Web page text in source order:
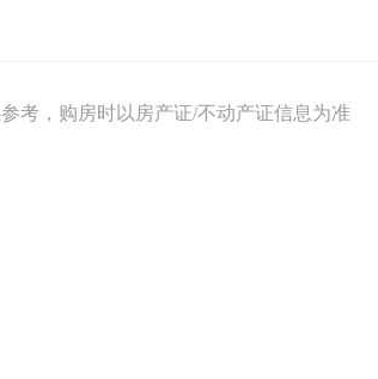
考，购房时以房产证/不动产证信息为准